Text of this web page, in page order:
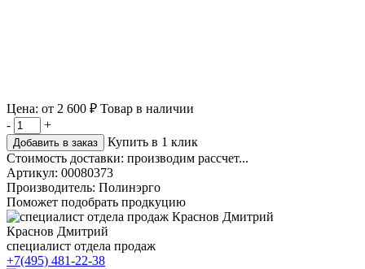
Цена: от 2 600 ₽ Товар в наличии
-
+
Добавить в заказ
Купить в 1 клик
Стоимость доставки: производим рассчет...
Артикул: 00080373
Производитель: Полинэрго
Поможет подобрать продкуцию
Краснов Дмитрий
специалист отдела продаж
+7(495) 481-22-38